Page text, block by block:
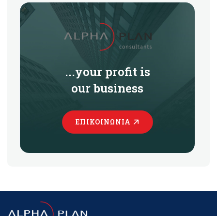
...your profit is
our business
ΕΠΙΚΟΙΝΩΝΊΑ